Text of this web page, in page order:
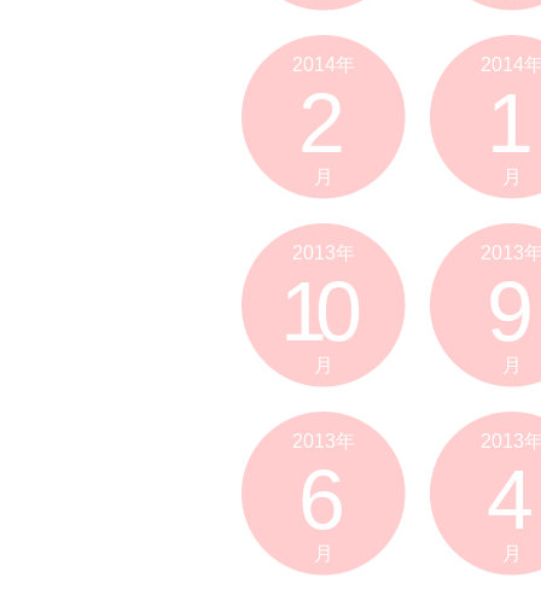
2014年
2
月
2014
1
月
2013年
10
月
2013
9
月
2013年
6
月
2013
4
月